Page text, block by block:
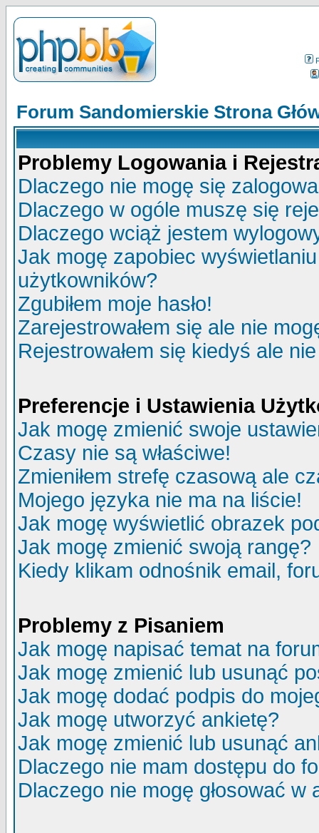
Forum Sandomierskie Strona
Problemy Logowania i
Dlaczego nie mogę się
Dlaczego w ogóle muszę się
Dlaczego wciąż jestem
Jak mogę zapobiec
użytkowników?
Zgubiłem moje hasło!
Zarejestrowałem się ale nie
Rejestrowałem się kiedyś ale
Preferencje i Ustawienia
Jak mogę zmienić swoje
Czasy nie są właściwe!
Zmieniłem strefę czasową ale
Mojego języka nie ma na liście!
Jak mogę wyświetlić obrazek
Jak mogę zmienić swoją rangę?
Kiedy klikam odnośnik email,
Problemy z Pisaniem
Jak mogę napisać temat na
Jak mogę zmienić lub usunąć
Jak mogę dodać podpis do
Jak mogę utworzyć ankietę?
Jak mogę zmienić lub usunąć
Dlaczego nie mam dostępu do
Dlaczego nie mogę głosować w